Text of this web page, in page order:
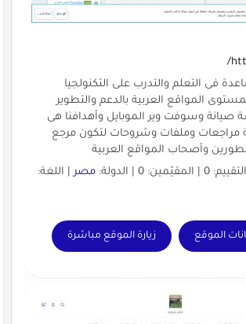
فى التعلم والتدرب على التكنولجيا
المواقع العربية بالدعم والتطوير
صيانة وسوفت وير الموبايل وأهدافنا هى
مراجعات وملفات وشروحات لتكون مرجع
وأصحاب المواقع العربية
مصر| اللغة:
الموقع زيارة الموقع مباشرة